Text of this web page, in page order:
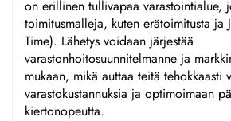
on erillinen tullivapaa varastointialue,
toimitusmalleja, kuten erätoimitusta ja
Time). Lähetys voidaan järjestää
varastonhoitosuunnitelmanne ja
mukaan, mikä auttaa teitä tehokkaasti
varastokustannuksia ja optimoimaan
kiertonopeutta.